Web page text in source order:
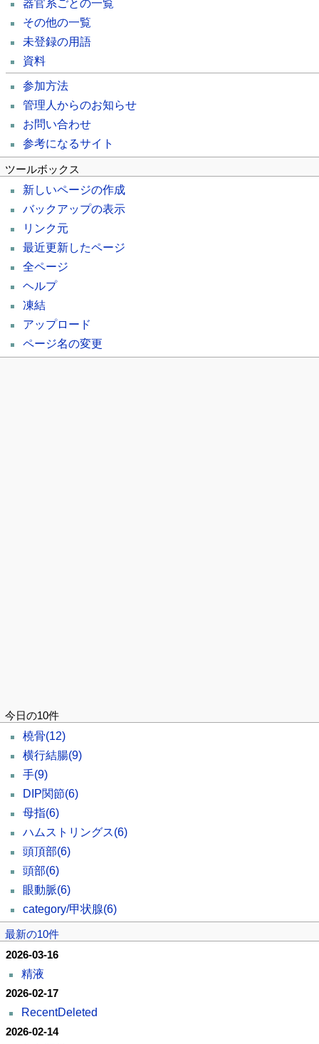
器官系ごとの一覧
その他の一覧
未登録の用語
資料
参加方法
管理人からのお知らせ
お問い合わせ
参考になるサイト
ツールボックス
新しいページの作成
バックアップの表示
リンク元
最近更新したページ
全ページ
ヘルプ
凍結
アップロード
ページ名の変更
今日の10件
橈骨(12)
横行結腸(9)
手(9)
DIP関節(6)
母指(6)
ハムストリングス(6)
頭頂部(6)
頭部(6)
眼動脈(6)
category/甲状腺(6)
最新の10件
2026-03-16
精液
2026-02-17
RecentDeleted
2026-02-14